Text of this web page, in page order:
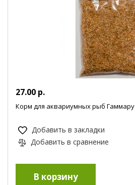
27.00 р.
Корм для аквариумных рыб
Добавить в закладки
Добавить в сравнение